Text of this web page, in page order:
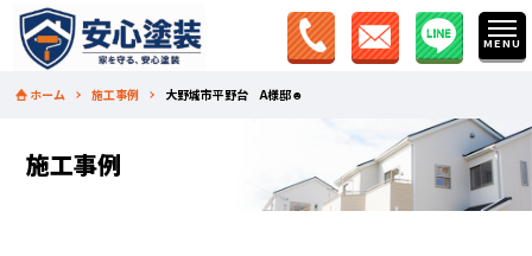
ホーム 施工事例 大野城市平野台 A様邸☻
施工事例